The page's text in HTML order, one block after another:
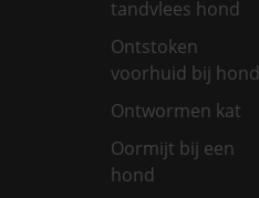
tandvlees hond
Ontstoken
voorhuid bij hond
Ontwormen kat
Oormijt bij een
hond